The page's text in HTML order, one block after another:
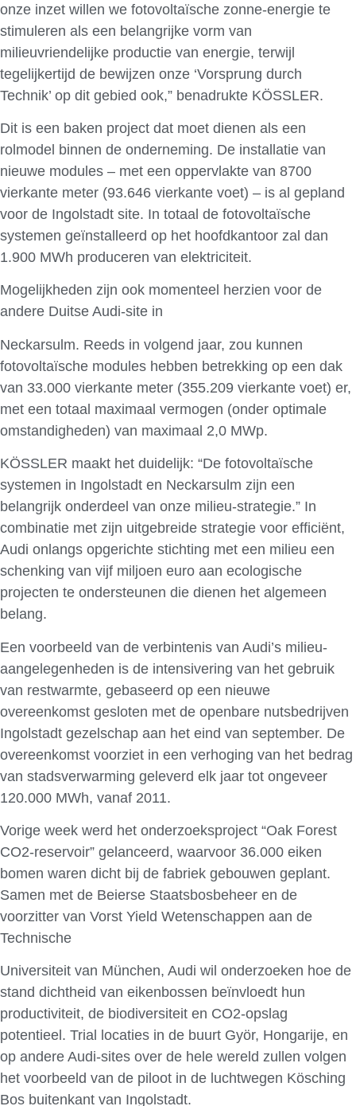
onze inzet willen we fotovoltaïsche zonne-energie te
stimuleren als een belangrijke vorm van
milieuvriendelijke productie van energie, terwijl
tegelijkertijd de bewijzen onze ‘Vorsprung durch
Technik’ op dit gebied ook,” benadrukte KÖSSLER.
Dit is een baken project dat moet dienen als een
rolmodel binnen de onderneming. De installatie van
nieuwe modules – met een oppervlakte van 8700
vierkante meter (93.646 vierkante voet) – is al gepland
voor de Ingolstadt site. In totaal de fotovoltaïsche
systemen geïnstalleerd op het hoofdkantoor zal dan
1.900 MWh produceren van elektriciteit.
Mogelijkheden zijn ook momenteel herzien voor de
andere Duitse Audi-site in
Neckarsulm. Reeds in volgend jaar, zou kunnen
fotovoltaïsche modules hebben betrekking op een dak
van 33.000 vierkante meter (355.209 vierkante voet) er,
met een totaal maximaal vermogen (onder optimale
omstandigheden) van maximaal 2,0 MWp.
KÖSSLER maakt het duidelijk: “De fotovoltaïsche
systemen in Ingolstadt en Neckarsulm zijn een
belangrijk onderdeel van onze milieu-strategie.” In
combinatie met zijn uitgebreide strategie voor efficiënt,
Audi onlangs opgerichte stichting met een milieu een
schenking van vijf miljoen euro aan ecologische
projecten te ondersteunen die dienen het algemeen
belang.
Een voorbeeld van de verbintenis van Audi’s milieu-
aangelegenheden is de intensivering van het gebruik
van restwarmte, gebaseerd op een nieuwe
overeenkomst gesloten met de openbare nutsbedrijven
Ingolstadt gezelschap aan het eind van september. De
overeenkomst voorziet in een verhoging van het bedrag
van stadsverwarming geleverd elk jaar tot ongeveer
120.000 MWh, vanaf 2011.
Vorige week werd het onderzoeksproject “Oak Forest
CO2-reservoir” gelanceerd, waarvoor 36.000 eiken
bomen waren dicht bij de fabriek gebouwen geplant.
Samen met de Beierse Staatsbosbeheer en de
voorzitter van Vorst Yield Wetenschappen aan de
Technische
Universiteit van München, Audi wil onderzoeken hoe de
stand dichtheid van eikenbossen beïnvloedt hun
productiviteit, de biodiversiteit en CO2-opslag
potentieel. Trial locaties in de buurt Györ, Hongarije, en
op andere Audi-sites over de hele wereld zullen volgen
het voorbeeld van de piloot in de luchtwegen Kösching
Bos buitenkant van Ingolstadt.